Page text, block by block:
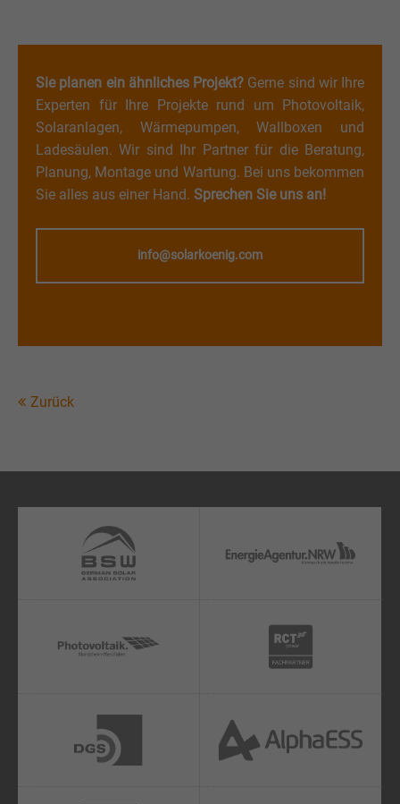
Sie planen ein ähnliches Projekt? Gerne sind wir Ihre
Experten für Ihre Projekte rund um Photovoltaik,
Solaranlagen, Wärmepumpen, Wallboxen und
Ladesäulen. Wir sind Ihr Partner für die Beratung,
Planung, Montage und Wartung. Bei uns bekommen
Sie alles aus einer Hand. Sprechen Sie uns an!
info@solarkoenig.com
Zurück